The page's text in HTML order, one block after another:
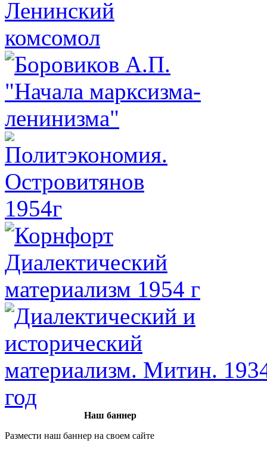
Наш баннер
Размести наш баннер на своем сайте